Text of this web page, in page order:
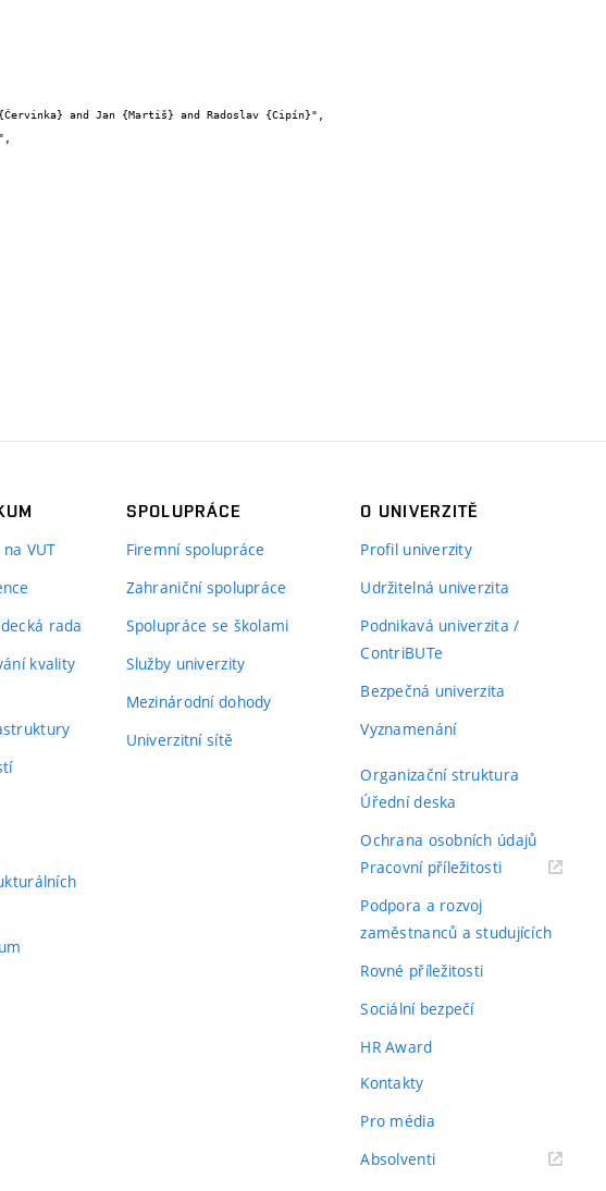
VUT
rada
kvality
SPOLUPRÁCE
Firemní spolupráce
Zahraniční spolupráce
Spolupráce se školami
Služby univerzity
Mezinárodní dohody
Univerzitní sítě
O UNIVERZITĚ
Profil univerzity
Udržitelná univerzita
Podnikavá univerzita /
ContriBUTe
Bezpečná univerzita
Vyznamenání
Organizační struktura
Úřední deska
Ochrana osobních údajů
Pracovní příležitosti(externí
Podpora a rozvoj
zaměstnanců a studujících
Rovné příležitosti
Sociální bezpečí
HR Award
Kontakty
Pro média
Absolventi(externí